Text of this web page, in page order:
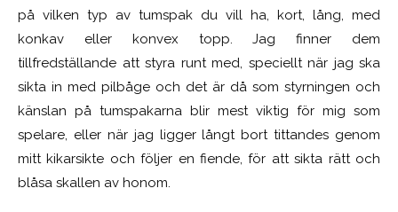
på vilken typ av tumspak du vill ha, kort, lång, med
konkav eller konvex topp. Jag finner dem
tillfredställande att styra runt med, speciellt när jag ska
sikta in med pilbåge och det är då som styrningen och
känslan på tumspakarna blir mest viktig för mig som
spelare, eller när jag ligger långt bort tittandes genom
mitt kikarsikte och följer en fiende, för att sikta rätt och
blåsa skallen av honom.